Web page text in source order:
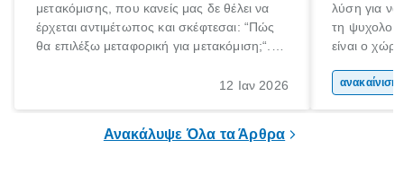
μετακόμισης, που κανείς μας δε θέλει να
έρχεται αντιμέτωπος και σκέφτεσαι: “Πώς
θα επιλέξω μεταφορική για μετακόμιση;“.
ξεκινάς τις απαραίτητες ετοιμασίες,12 Ιαν 2026
λύση για να
τη
είναι ο
Επομένως,
Ανακάλυψε Όλα τα Άρθρα